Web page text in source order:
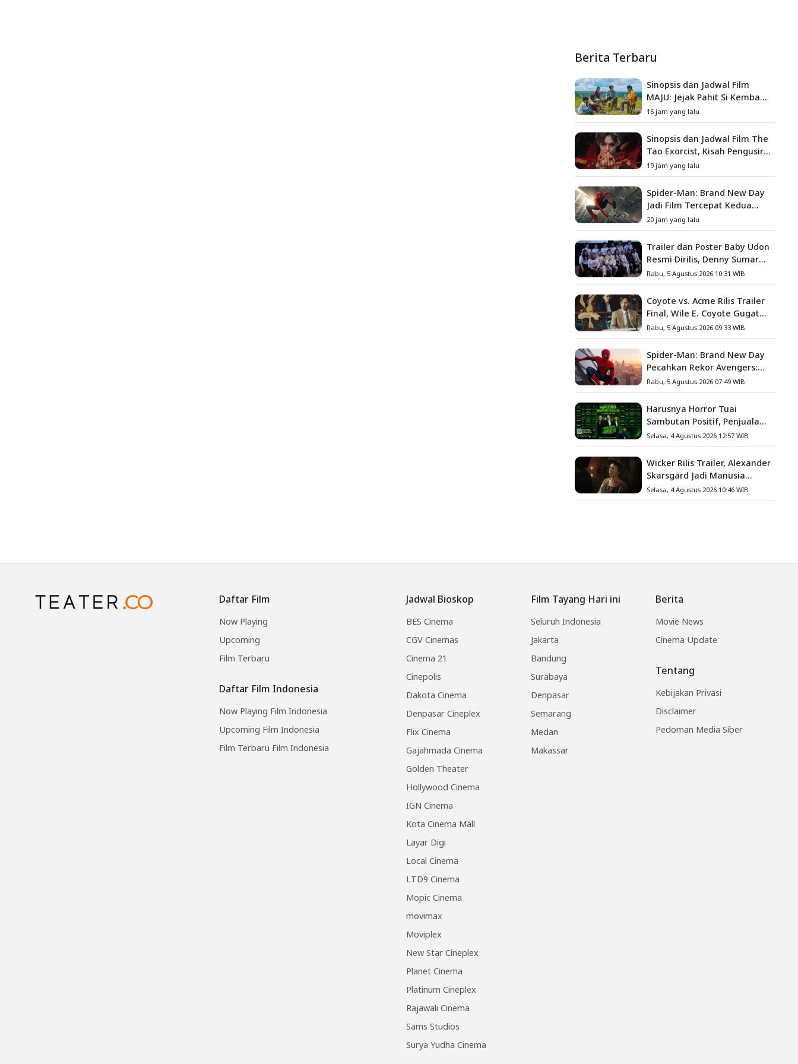
Berita Terbaru
Sinopsis dan Jadwal Film
MAJU: Jejak Pahit Si Kembang
Gula, Misteri Hilangnya
Bagas di Lokasi Jambore
16 jam yang lalu
Sinopsis dan Jadwal Film The
Tao Exorcist, Kisah Pengusir
Setan Melawan Kutukan
Mematikan
19 jam yang lalu
Spider-Man: Brand New Day
Jadi Film Tercepat Kedua
yang Berhasil Tembus US$1
Miliar
20 jam yang lalu
Trailer dan Poster Baby Udon
Resmi Dirilis, Denny Sumargo
Angkat Kisah Nyata Fanny
Kondoh
Rabu, 5 Agustus 2026 10:31 WIB
Coyote vs. Acme Rilis Trailer
Final, Wile E. Coyote Gugat
Acme Corporation ke
Pengadilan
Rabu, 5 Agustus 2026 09:33 WIB
Spider-Man: Brand New Day
Pecahkan Rekor Avengers:
Endgame, Cetak Debut Box
Office Terbesar Sepanjang
Sejarah
Rabu, 5 Agustus 2026 07:49 WIB
Harusnya Horror Tuai
Sambutan Positif, Penjualan
Tiket ATS Ludes Terjual
Selasa, 4 Agustus 2026 12:57 WIB
Wicker Rilis Trailer, Alexander
Skarsgard Jadi Manusia
Anyaman Jerami dalam
Romansa Paling Nyeleneh
Selasa, 4 Agustus 2026 10:46 WIB
Daftar Film
Now Playing
Upcoming
Film Terbaru
Daftar Film Indonesia
Now Playing Film Indonesia
Upcoming Film Indonesia
Film Terbaru Film Indonesia
Jadwal Bioskop
BES Cinema
CGV Cinemas
Cinema 21
Cinepolis
Dakota Cinema
Denpasar Cineplex
Flix Cinema
Gajahmada Cinema
Golden Theater
Hollywood Cinema
IGN Cinema
Kota Cinema Mall
Layar Digi
Local Cinema
LTD9 Cinema
Mopic Cinema
movimax
Moviplex
New Star Cineplex
Planet Cinema
Platinum Cineplex
Rajawali Cinema
Sams Studios
Surya Yudha Cinema
Film Tayang Hari ini
Seluruh Indonesia
Jakarta
Bandung
Surabaya
Denpasar
Semarang
Medan
Makassar
Berita
Movie News
Cinema Update
Tentang
Kebijakan Privasi
Disclaimer
Pedoman Media Siber